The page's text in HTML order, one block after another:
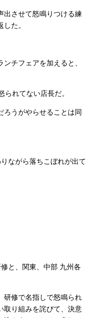
出させて怒鳴りつける練
た。
チフェアを加えると、
れてない店長だ。
ろうがやらせることは同
ながら落ちこぼれが出て
と、関東、中部 九州各
研修で名指しで怒鳴られ
取り組みを詫びて、決意